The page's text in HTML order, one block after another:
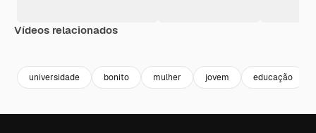
Vídeos relacionados
universidade bonito mulher jovem educação